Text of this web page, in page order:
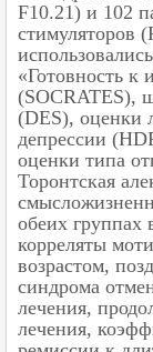
F10.21) и 102
стимуляторов
«Готовность к
(SOCRATES),
(DES), оценки
депрессии
оценки типа
Торонтская
обеих
корреляты
возрастом,
синдрома
лечения,
лечения,